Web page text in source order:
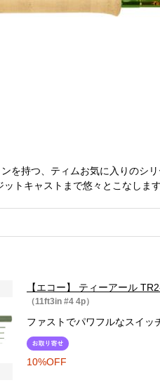
を持つ、ティムお気に入りのシ
トキャストまで悠々とこなしま
【エコー】 ティーアール
（11ft3in #4 4p）
ファストでパワフルなスイッ
10%OFF